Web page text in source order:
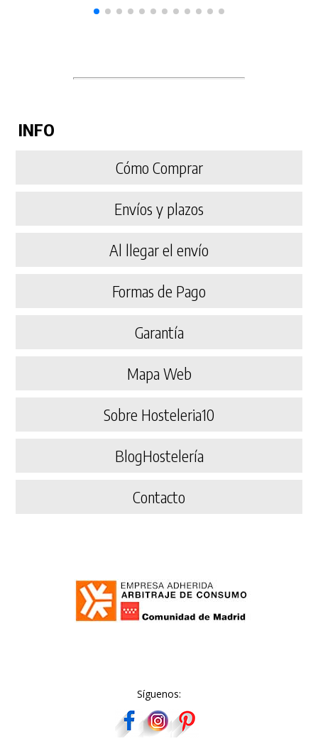
INFO
Cómo Comprar
Envíos y plazos
Al llegar el envío
Formas de Pago
Garantía
Mapa Web
Sobre Hosteleria10
BlogHostelería
Contacto
Síguenos: